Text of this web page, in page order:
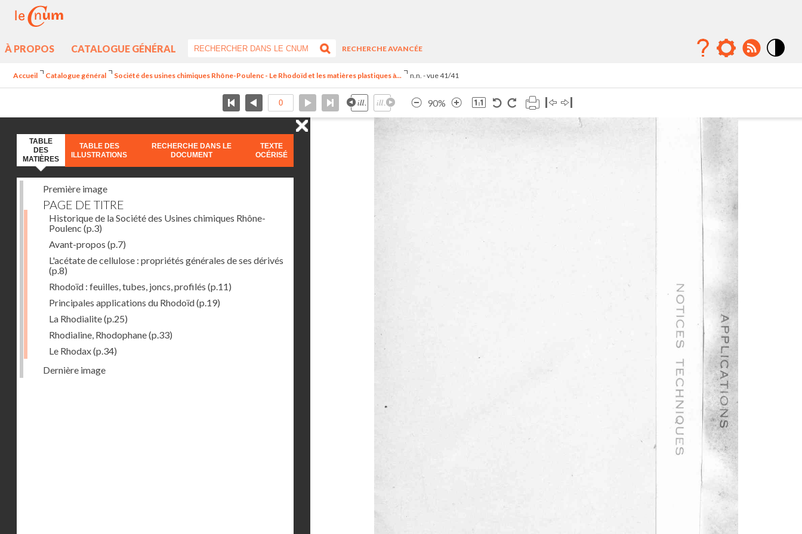
À PROPOS CATALOGUE GÉNÉRAL
RECHERCHE AVANCÉE
Accueil Catalogue général Société des usines chimiques Rhône-Poulenc - Le Rhodoïd et les matières plastiques à... n.n. - vue 41/41
90%
TABLE
DES
MATIÈRES
TABLE DES
ILLUSTRATIONS
RECHERCHE DANS LE
DOCUMENT
TEXTE
OCÉRISÉ
Première image
PAGE DE TITRE
Historique de la Société des Usines chimiques Rhône-
Poulenc (p.3)
Avant-propos (p.7)
L'acétate de cellulose : propriétés générales de ses dérivés
(p.8)
Rhodoïd : feuilles, tubes, joncs, profilés (p.11)
Principales applications du Rhodoïd(p.19)
La Rhodialite(p.25)
Rhodialine, Rhodophane(p.33)
Le Rhodax(p.34)
Dernière image